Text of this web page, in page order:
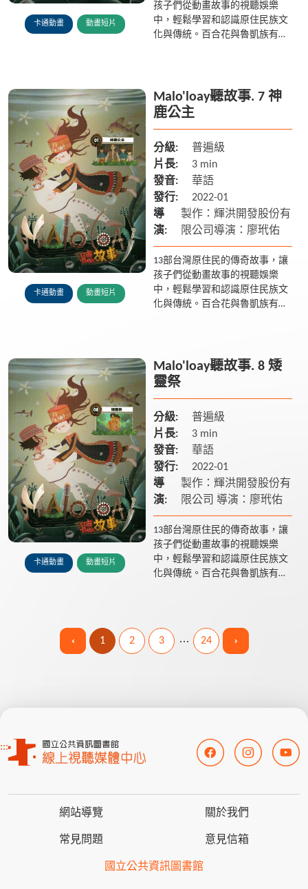
卡通動畫 動畫短片
孩子們從動畫故事的視聽娛樂
中，輕鬆學習和認識原住民族文
化與傳統。百合花與魯凱族有著
卡通動畫 動畫短片
Malo'loay聽故事. 7 神
鹿公主
分級:
普遍級
片長:
3 min
發音:
華語
發行:
2022-01
導
演:
製作：輝洪開發股份有
限公司導演：廖玳佑
13部台灣原住民的傳奇故事，讓
孩子們從動畫故事的視聽娛樂
中，輕鬆學習和認識原住民族文
化與傳統。百合花與魯凱族有著
卡通動畫 動畫短片
Malo'loay聽故事. 8 矮
靈祭
分級:
普遍級
片長:
3 min
發音:
華語
發行:
2022-01
導
演:
製作：輝洪開發股份有
限公司 導演：廖玳佑
13部台灣原住民的傳奇故事，讓
孩子們從動畫故事的視聽娛樂
中，輕鬆學習和認識原住民族文
化與傳統。百合花與魯凱族有著
1 2 3 24
:::
網站導覽 關於我們
常見問題 意見信箱
國立公共資訊圖書館